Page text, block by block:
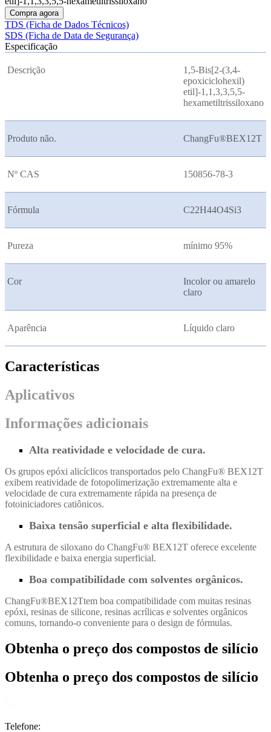
Compra agora
TDS (Ficha de Dados Técnicos)
SDS (Ficha de Data de Segurança)
Especificação
Descrição
1,5-Bis[2-(3,4-
epoxiciclohexil)
etil]-1,1,3,3,5,5-
hexametiltrissiloxano
Produto não. ChangFu®BEX12T
Nº CAS 150856-78-3
Fórmula C22H44O4Si3
Pureza mínimo 95%
Cor
Incolor ou amarelo
claro
Aparência Líquido claro
Características
Aplicativos
Informações adicionais
Alta reatividade e velocidade de cura.
Os grupos epóxi alicíclicos transportados pelo ChangFu® BEX12T
exibem reatividade de fotopolimerização extremamente alta e
velocidade de cura extremamente rápida na presença de
fotoiniciadores catiônicos.
Baixa tensão superficial e alta flexibilidade.
A estrutura de siloxano do ChangFu® BEX12T oferece excelente
flexibilidade e baixa energia superficial.
Boa compatibilidade com solventes orgânicos.
ChangFu®BEX12Ttem boa compatibilidade com muitas resinas
epóxi, resinas de silicone, resinas acrílicas e solventes orgânicos
comuns, tornando-o conveniente para o design de fórmulas.
Obtenha o preço dos compostos de silício
Obtenha o preço dos compostos de silício
Telefone: